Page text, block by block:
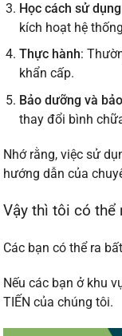
Học cách sử dụng
kích hoạt hệ
Thực hành:
khẩn cấp.
Bảo dưỡng và
thay đổi bình
Nhớ rằng, việc sử
hướng dẫn của
Vậy thì tôi có thể
Các bạn có thể ra
Nếu các bạn ở khu
TIẾN của chúng tôi.